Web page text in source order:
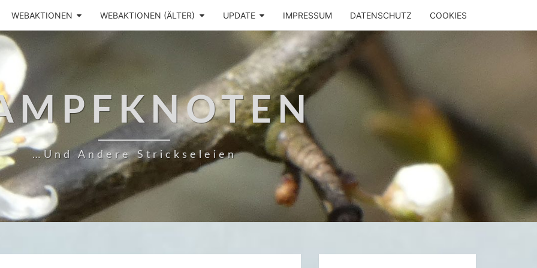
WEBAKTIONEN WEBAKTIONEN (ÄLTER) UPDATE IMPRESSUM DATENSCHUTZ COOKIES
…und Andere Strickseleien